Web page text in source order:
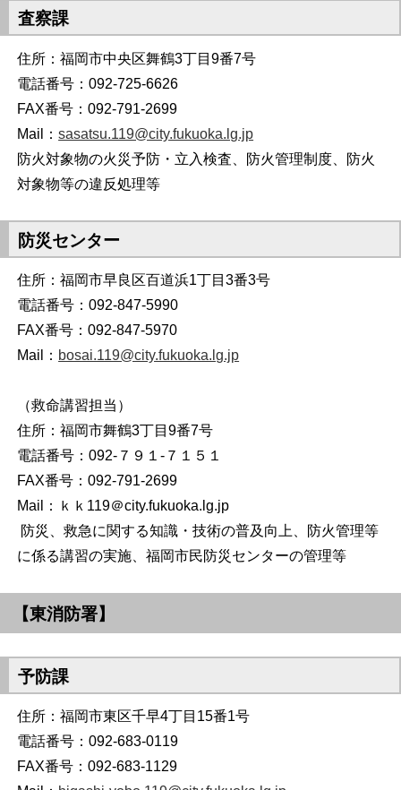
査察課
住所：福岡市中央区舞鶴3丁目9番7号
電話番号：092-725-6626
FAX番号：092-791-2699
Mail：sasatsu.119@city.fukuoka.lg.jp
防火対象物の火災予防・立入検査、防火管理制度、防火
対象物等の違反処理等
防災センター
住所：福岡市早良区百道浜1丁目3番3号
電話番号：092-847-5990
FAX番号：092-847-5970
Mail： bosai.119@city.fukuoka.lg.jp
（救命講習担当）
住所：福岡市舞鶴3丁目9番7号
電話番号：092-７９１-７１５１
FAX番号：092-791-2699
Mail：ｋｋ119＠city.fukuoka.lg.jp
防災、救急に関する知識・技術の普及向上、防火管理等
に係る講習の実施、福岡市民防災センターの管理等
【東消防署】
予防課
住所：福岡市東区千早4丁目15番1号
電話番号：092-683-0119
FAX番号：092-683-1129